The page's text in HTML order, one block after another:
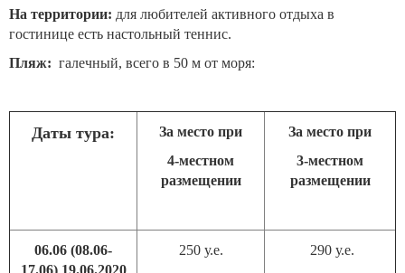
На территории: для любителей активного отдыха в
гостинице есть настольный теннис.
Пляж: галечный, всего в 50 м от моря:
Даты тура:
За место при
4-местном
размещении
За место при
3-местном
размещении
06.06 (08.06-
250 у.е. 290 у.е.